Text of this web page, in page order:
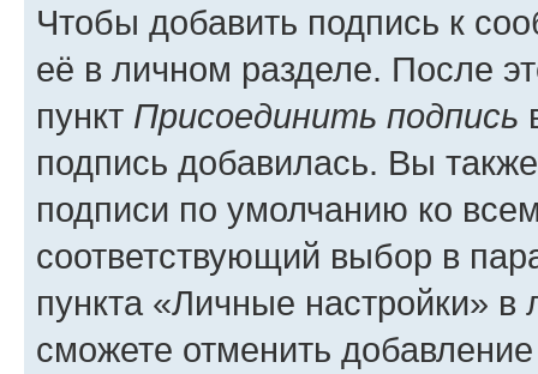
Чтобы добавить подпись к
её в личном разделе. После
пункт Присоединить подпись
подпись добавилась. Вы
подписи по умолчанию ко
соответствующий выбор в
пункта «Личные настройки»
сможете отменить